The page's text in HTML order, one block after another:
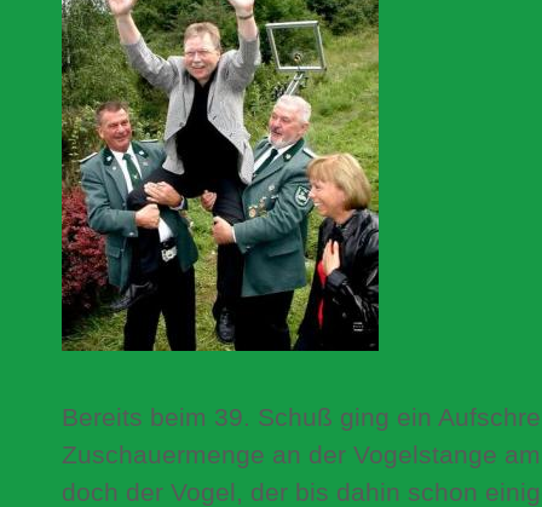
Bereits beim 39. Schuß ging ein
Zuschauermenge an der Vogelstange
doch der Vogel, der bis dahin schon